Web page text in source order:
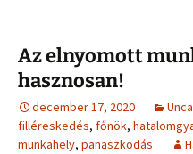
Az elnyomott
hasznosan!
december 17, 2020
filléreskedés, főnök,
munkahely, panaszkodás